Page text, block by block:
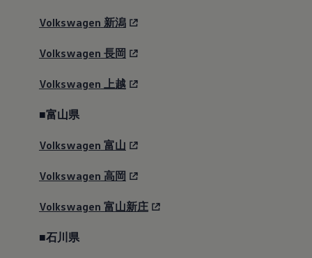
試乗予約する
1.5ℓ eTSI®エンジン /
カタログを見る
モデル＆見積りシミュレーション
Volkswagen 新潟
Volkswagen 長岡
Volkswagen 上越
■富山県
Volkswagen 富山
Volkswagen 高岡
Volkswagen 富山新庄
■石川県